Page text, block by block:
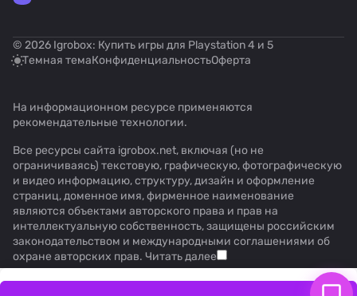
© 2026 Igrobox: Купить игры для Playstation 4 и 5
Темная темаКонфиденциальностьОферта
На информационном ресурсе применяются
рекомендательные технологии.
Все ресурсы сайта igrobox.net, включая (но не
ограничиваясь) текстовую, графическую, фотографическую
и видео информацию, структуру, дизайн и оформление
страниц, доменное имя, фирменное наименование
являются объектами авторского права и прав на
интеллектуальную собственность, защищены российским
законодательством и международными соглашениями об
охране авторских прав. Читать далее